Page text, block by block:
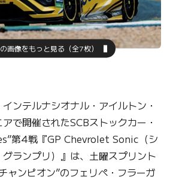
画像をもっと見る（全7枚）
ンテルナシオナル・アイルトン・
で開催されたSCBストックカー・
第4戦『GP Chevrolet Sonic（シ
ランプリ）』は、土曜スプリント
ャンピオン”のフェリペ・フラーガ